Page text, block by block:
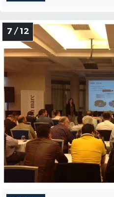
7 / 12